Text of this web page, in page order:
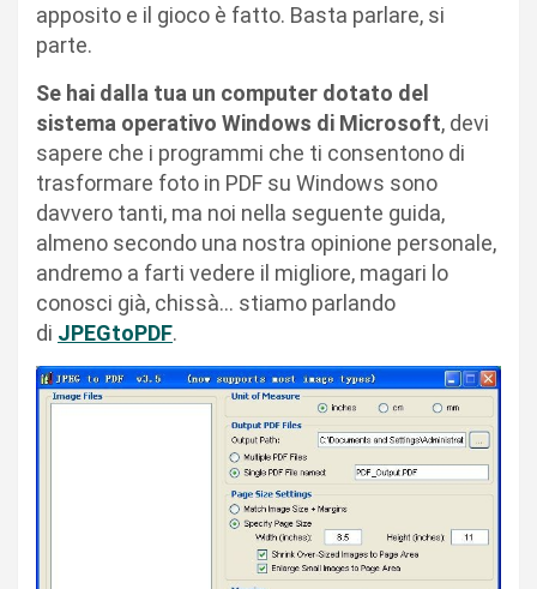
apposito e il gioco è fatto. Basta parlare, si
parte.
Se hai dalla tua un computer dotato del
sistema operativo Windows di Microsoft, devi
sapere che i programmi che ti consentono di
trasformare foto in PDF su Windows sono
davvero tanti, ma noi nella seguente guida,
almeno secondo una nostra opinione personale,
andremo a farti vedere il migliore, magari lo
conosci già, chissà… stiamo parlando
di JPEGtoPDF.